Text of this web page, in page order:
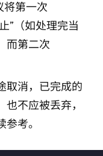
将第一次
”（如处理完当
而第二次
取消，已完成的
不应被丢弃，
考。